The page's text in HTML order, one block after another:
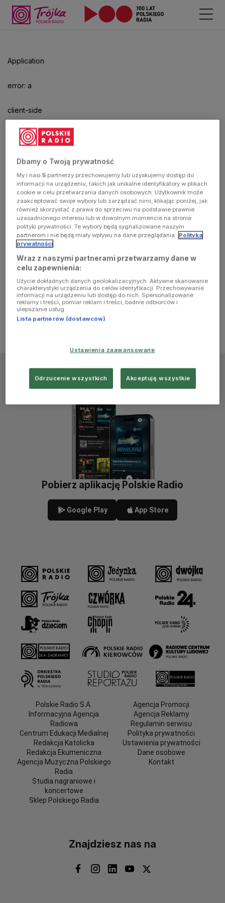
Application
error: a
client-side
exception
has
occurred
(see the
browser
console for
more
information)
aby
odtwarzać.
Pobierz aplikację Polskie Radio
Google Play App Store
Polskie Radio S.A.
Informacyjna Agencja
Radiowa
Centrum Edukacji Medialnej
Redakcja Katolicka
Redakcja Ekumeniczna
Agencja Muzyczna Polskiego
Radia
Studia nagraniowe i
koncertowe
Sklep Polskiego Radia
Agencja Promocji
Agencja Reklamy
Regulamin serwisu
Polityka prywatności
Ustawienia prywatności
Dane osobowe
Kontakt
Znajdziesz nas na
Dbamy o Twoją prywatność
My i nasi5 partnerzy przechowujemy lub uzyskujemy dostęp do
informacji na urządzeniu, takich jak unikalne identyfikatory w plikach
cookie w celu przetwarzania danych osobowych. Użytkownik może
zaakceptować swoje wybory lub zarządzać nimi, klikając poniżej, jak
również skorzystać z prawa do sprzeciwu na podstawie prawnie
uzasadnionego interesu lub w dowolnym momencie na stronie
polityki prywatności. Te wybory będą sygnalizowane naszym
partnerom i nie będą miały wpływu na dane przeglądania. Polityka
prywatności
Wraz z naszymi partnerami przetwarzamy dane w
celu zapewnienia:
Użycie dokładnych danych geolokalizacyjnych. Aktywne skanowanie
charakterystyki urządzenia do celów identyfikacji. Przechowywanie
informacji na urządzeniu lub dostęp do nich. Spersonalizowane
reklamy i treści, pomiar reklam i treści, badnie odbiorców i
ulepszanie usług.
Lista partnerów (dostawców)
Ustawienia zaawansowane
Odrzucenie wszystkich Akceptuję wszystkie